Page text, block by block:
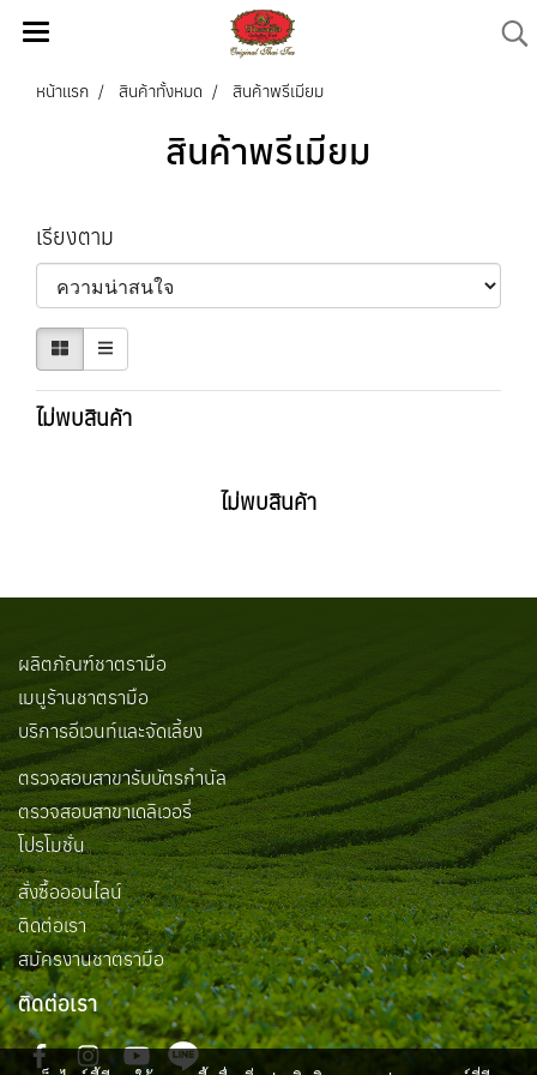
หน้าแรก สินค้าทั้งหมด สินค้าพรีเมียม
สินค้าพรีเมียม
เรียงตาม
ไม่พบสินค้า
ไม่พบสินค้า
ผลิตภัณฑ์ชาตรามือ
เมนูร้านชาตรามือ
บริการอีเวนท์และจัดเลี้ยง
ตรวจสอบสาขารับบัตรกำนัล
ตรวจสอบสาขาเดลิเวอรี่
โปรโมชั่น
สั่งซื้อออนไลน์
ติดต่อเรา
สมัครงานชาตรามือ
ติดต่อเรา